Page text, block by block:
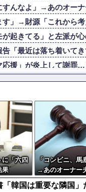
すんなよ」→あのオー
」→財源「これから考
が起きてる」と左派が
「最近は落ち着いてき
応援」が炎上して謝罪
ついに98万部…全盛期
に出席した某メディア
今も続いてる近親相姦
まくってるOLの尻ｗｗ
「六四
果
「コンビニ、馬
→あのオーナー
ｗｗｗｗｗｗｗ
「韓国は重要な隣国